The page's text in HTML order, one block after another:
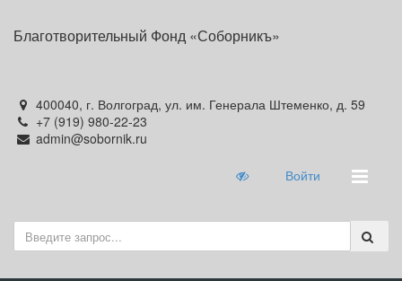
Благотворительный Фонд «Соборникъ»
400040, г. Волгоград, ул. им. Генерала Штеменко, д. 59
+7 (919) 980-22-23
admin@sobornik.ru
Войти